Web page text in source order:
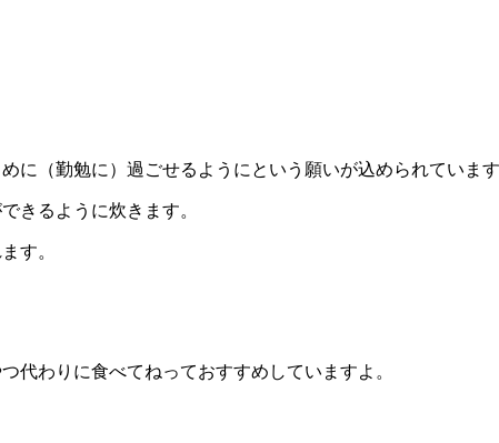
に（勤勉に）過ごせるようにという願いが込められていま
きるように炊きます。
す。
代わりに食べてねっておすすめしていますよ。